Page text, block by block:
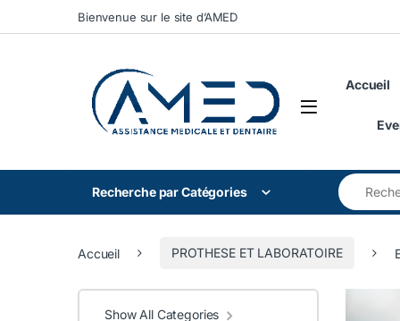
Skip to navigation
Skip to contentBienvenue sur le site d’AMED
Accueil
Recherche par Catégories
Search for:
Accueil PROTHESE ET LABORATOIRE
Show All Categories